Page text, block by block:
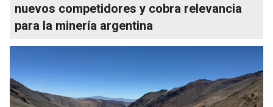
nuevos competidores y cobra relevancia
para la minería argentina